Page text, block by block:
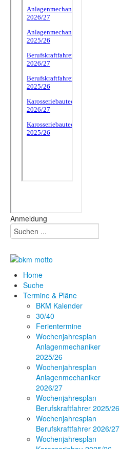
Anmeldung
Home
Suche
Termine & Pläne
BKM Kalender
30/40
Ferientermine
Wochenjahresplan
Anlagenmechaniker
2025/26
Wochenjahresplan
Anlagenmechaniker
2026/27
Wochenjahresplan
Berufskraftfahrer 2025/26
Wochenjahresplan
Berufskraftfahrer 2026/27
Wochenjahresplan